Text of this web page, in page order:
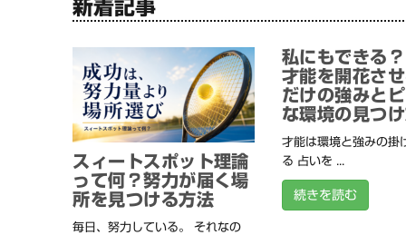
新着記事
スィートスポット理論
って何？努力が届く場
所を見つける方法
毎日、努力している。 それなの
私にもできる
才能を開花さ
だけの強みと
な環境の見つ
才能は環境と強みの掛
る 占いを ...
続きを読む